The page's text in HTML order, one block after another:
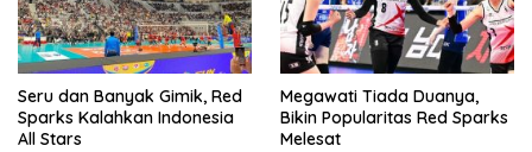
Seru dan Banyak Gimik, Red
Sparks Kalahkan Indonesia
All Stars
Megawati Tiada Duanya,
Bikin Popularitas Red Sparks
Melesat